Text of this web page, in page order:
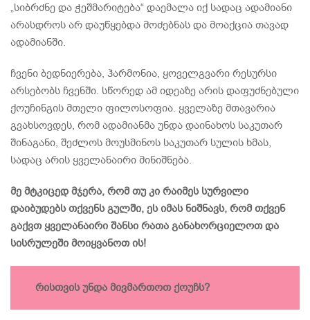
„სიბრძნე და ჭეშმარიტება“ დაემალა იქ სადაც ადამიანი
არასდროს არ დაუწყებდა მოძებნას და მოაქცია თავად
ადამიანში.
ჩვენი ბედნიერება, ჰარმონია, ყოველგვარი რესურსი
არსებობს ჩვენში. სწორედ ამ იდეაზე არის დაფუძნებული
ქოუჩინგის მთელი ფილოსოფია. ყველაზე მთავარია
გვახსოვდეს, რომ ადამიანმა უნდა დაინახოს საკუთარ
შინაგანი, შეძლოს მოუსმინოს საკუთარ სულის ხმას,
სადაც არის ყველანაირი მინიშნება.
მე მტკიცედ მჯერა, რომ თუ კი რაიმეს სურვილი
დაიბუდებს თქვენს გულში, ეს იმას ნიშნავს, რომ თქვენ
გაქვთ ყველანაირი შანსი რათა განახორციელოთ და
სისრულეში მოიყვანოთ ის!
რისთვის უნდა მივმართოთ ქოუჩს?